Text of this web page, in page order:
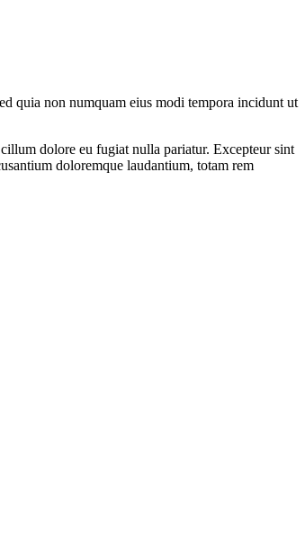
quia non numquam eius modi tempora incidunt ut
dolore eu fugiat nulla pariatur. Excepteur sint
doloremque laudantium, totam rem